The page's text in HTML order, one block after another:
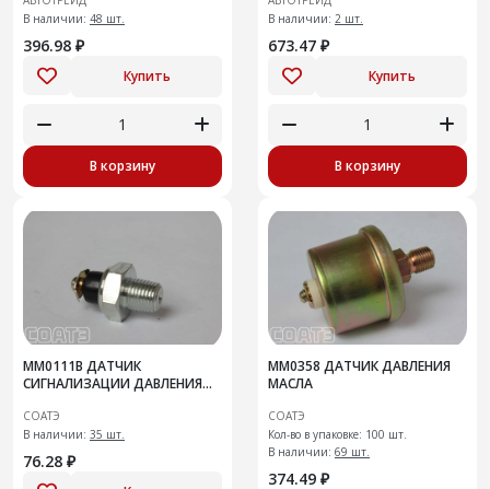
В наличии: 48 шт.
396.98 ₽
Купить
В корзину
В наличии: 2 шт.
673.47 ₽
Купить
В корзину
ММ0111В ДАТЧИК
СИГНАЛИЗАЦИИ ДАВЛЕНИЯ
СОАТЭ
В наличии: 35 шт.
76.28 ₽
ММ0358 ДАТЧИК ДАВЛЕНИЯ
МАСЛА
СОАТЭ
Кол-во в упаковке: 100 шт.
В наличии: 69 шт.
374.49 ₽